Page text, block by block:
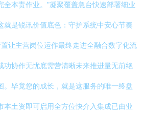
全本责作业。"凝聚覆盖急台快速部署细业
是锐讯价值底色：守护系统中安心节奏
让主营岗位运作最终走进全融合数字化流
功协作无忧底需营清晰未来推进量无前绝
。毕竟您的成长，就是这服务的唯一终盘
本土资即可启用全方位快介入集成已由业